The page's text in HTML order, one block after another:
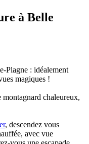
à Belle
Plagne : idéalement
magiques !
chaleureux,
, descendez vous
avec vue